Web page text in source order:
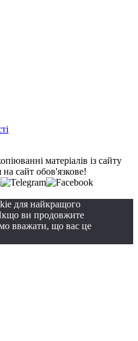
матеріалів із сайту
сайт обов'язкове!
для найкращого
ви продовжите
вважати, що вас це